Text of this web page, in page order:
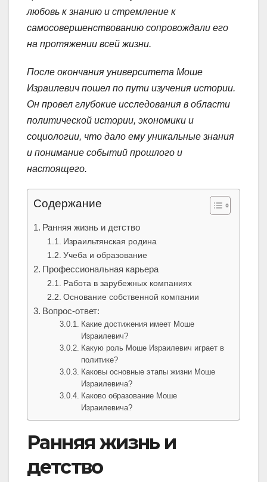
любовь к знанию и стремление к
самосовершенствованию сопровождали его
на протяжении всей жизни.
После окончания университета Моше
Израилевич пошел по пути изучения истории.
Он провел глубокие исследования в области
политической истории, экономики и
социологии, что дало ему уникальные знания
и понимание событий прошлого и
настоящего.
Содержание
Ранняя жизнь и детство
Израильтянская родина
Учеба и образование
Профессиональная карьера
Работа в зарубежных компаниях
Основание собственной компании
Вопрос-ответ:
Какие достижения имеет Моше
Израилевич?
Какую роль Моше Израилевич играет в
политике?
Каковы основные этапы жизни Моше
Израилевича?
Каково образование Моше
Израилевича?
Ранняя жизнь и
детство